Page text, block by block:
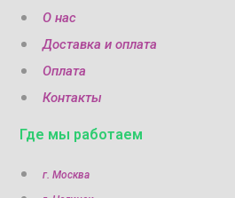
О нас
Доставка и оплата
Оплата
Контакты
Где мы работаем
г. Москва